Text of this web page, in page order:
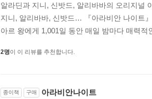
알라딘과 지니, 신밧드, 알리바바의 오리지널
지니, 알리바바, 신밧드… 『아라비안 나이트
아르 왕에게 1,001일 동안 매일 밤마다 매력
2명이 이 리뷰를 추천합니다.
종이책 구매 아라비안나이트